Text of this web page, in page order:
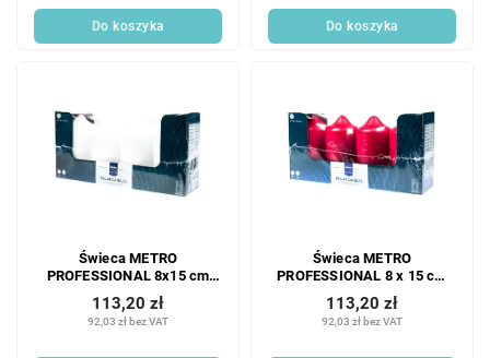
Do koszyka Do koszyka
Świeca METRO
PROFESSIONAL 8x15 cm
biała 4 szt.
92,03 zł bez VAT
113,20 zł
Świeca METRO
PROFESSIONAL 8 x 15 cm
bordowa 4 szt.
92,03 zł bez VAT
113,20 zł